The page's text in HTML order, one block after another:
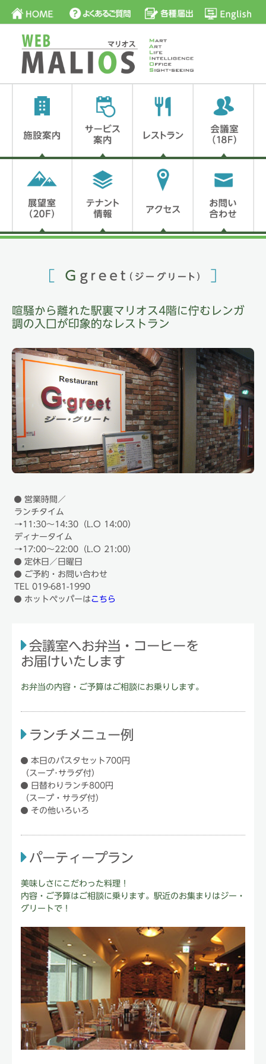
喧騒から離れた駅裏マリオス4階に佇むレンガ
調の入口が印象的なレストラン
営業時間 ／
ランチタイム
→11:30～14:30（L.O 14:00）
ディナータイム
→17:00～22:00（L.O 21:00）
定休日 ／日曜日
ご予約・お問い合わせ
TEL 019-681-1990
ホットペッパーはこちら
会議室へお弁当・コーヒーを
お届けいたします
お弁当の内容・ご予算はご相談にお乗りします。
ランチメニュー例
本日のパスタセット700円
（スープ･サラダ付）
日替わりランチ800円
（スープ・サラダ付）
その他いろいろ
パーティープラン
美味しさにこだわった料理！
内容・ご予算はご相談に乗ります。駅近のお集まりはジー・
グリートで！